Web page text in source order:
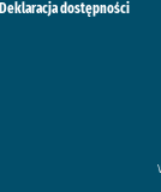
Deklaracja dostępności